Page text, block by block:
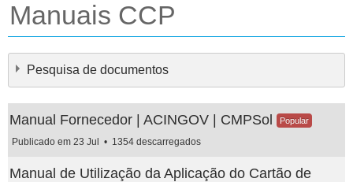
Manuais CCP
Pesquisa de documentos
Manual Fornecedor | ACINGOV | CMPSol Popular
Publicado em 23 Jul 1354 descarregados
Manual de Utilização da Aplicação do Cartão de